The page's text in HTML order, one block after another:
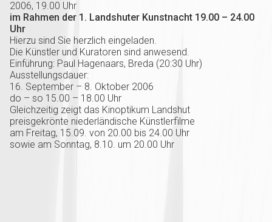
2006, 19.00 Uhr
im Rahmen der 1. Landshuter Kunstnacht 19.00 – 24.00
Uhr
Hierzu sind Sie herzlich eingeladen.
Die Künstler und Kuratoren sind anwesend.
Einführung: Paul Hagenaars, Breda (20:30 Uhr)
Ausstellungsdauer:
16. September – 8. Oktober 2006
do – so 15.00 – 18.00 Uhr
Gleichzeitig zeigt das Kinoptikum Landshut
preisgekrönte niederländische Künstlerfilme
am Freitag, 15.09. von 20.00 bis 24.00 Uhr
sowie am Sonntag, 8.10. um 20.00 Uhr